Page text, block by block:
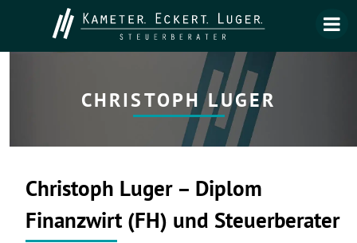
CHRISTOPH LUGER
Christoph Luger – Diplom
Finanzwirt (FH) und Steuerberater